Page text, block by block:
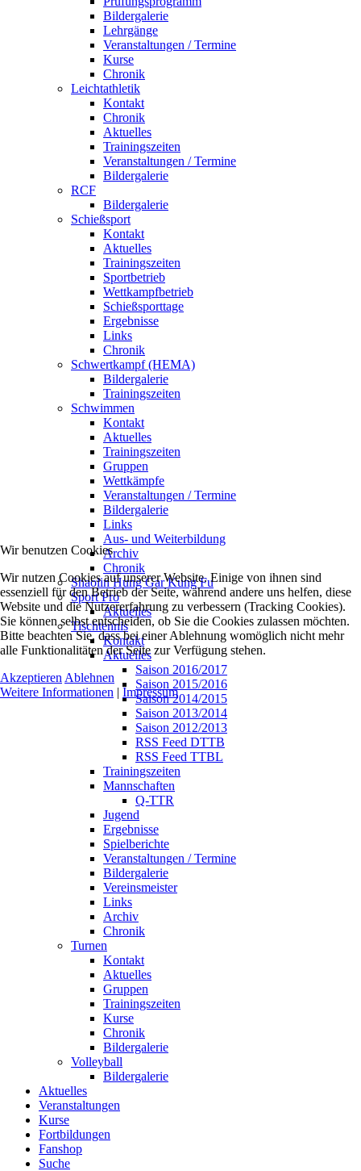
Bildergalerie
Lehrgänge
Veranstaltungen / Termine
Kurse
Chronik
Leichtathletik
Kontakt
Chronik
Aktuelles
Trainingszeiten
Veranstaltungen / Termine
Bildergalerie
RCF
Bildergalerie
Schießsport
Kontakt
Aktuelles
Trainingszeiten
Sportbetrieb
Wettkampfbetrieb
Schießsporttage
Ergebnisse
Links
Chronik
Schwertkampf (HEMA)
Bildergalerie
Trainingszeiten
Schwimmen
Kontakt
Aktuelles
Trainingszeiten
Gruppen
Wettkämpfe
Veranstaltungen / Termine
Bildergalerie
Links
Aus- und Weiterbildung
Archiv
Chronik
Shaolin Hung Gar Kung Fu
Sport Pro
Aktuelles
Tischtennis
Kontakt
Aktuelles
Saison 2016/2017
Saison 2015/2016
Saison 2014/2015
Saison 2013/2014
Saison 2012/2013
RSS Feed DTTB
RSS Feed TTBL
Trainingszeiten
Mannschaften
Q-TTR
Jugend
Ergebnisse
Spielberichte
Veranstaltungen / Termine
Bildergalerie
Vereinsmeister
Links
Archiv
Chronik
Turnen
Kontakt
Aktuelles
Gruppen
Trainingszeiten
Kurse
Chronik
Bildergalerie
Volleyball
Bildergalerie
Aktuelles
Veranstaltungen
Kurse
Fortbildungen
Fanshop
Suche
Wir benutzen Cookies
Wir nutzen Cookies auf unserer Website. Einige von ihnen sind
essenziell für den Betrieb der Seite, während andere uns helfen, diese
Website und die Nutzererfahrung zu verbessern (Tracking Cookies).
Sie können selbst entscheiden, ob Sie die Cookies zulassen möchten.
Bitte beachten Sie, dass bei einer Ablehnung womöglich nicht mehr
alle Funktionalitäten der Seite zur Verfügung stehen.
Akzeptieren Ablehnen
Weitere Informationen | Impressum